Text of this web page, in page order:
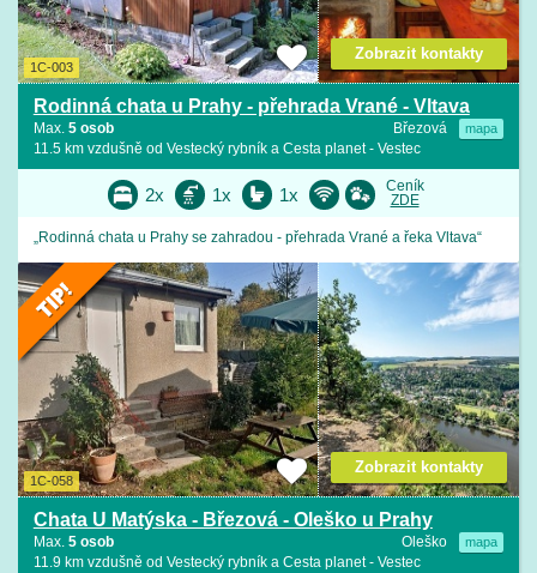
1C-003
Rodinná chata u Prahy - přehrada Vrané - Vltava
Březová mapa
Max. 5 osob
11.5 km vzdušně od Vestecký rybník a Cesta planet - Vestec
Zobrazit kontakty
2x 1x 1x
Ceník
ZDE
„Rodinná chata u Prahy se zahradou - přehrada Vrané a řeka Vltava“
1C-058
Chata U Matýska - Březová - Oleško u Prahy
Oleško mapa
Max. 5 osob
11.9 km vzdušně od Vestecký rybník a Cesta planet - Vestec
Zobrazit kontakty